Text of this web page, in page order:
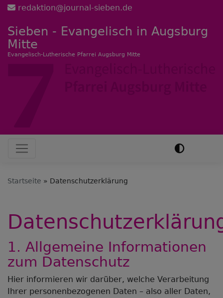
Direkt
Inhalt
redaktion@journal-sieben.de
Sieben - Evangelisch in Augsburg
Mitte
Evangelisch-Lutherische Pfarrei Augsburg Mitte
Hauptnavigation
Startseite Datenschutzerklärung
1. Allgemeine Informationen
zum Datenschutz
Hier informieren wir darüber, welche Verarbeitung
Ihrer personenbezogenen Daten – also aller Daten,